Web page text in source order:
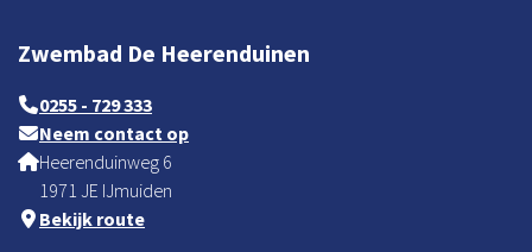
Zwembad De Heerenduinen
0255 - 729 333
Neem contact op
Heerenduinweg 6
1971 JE IJmuiden
Bekijk route